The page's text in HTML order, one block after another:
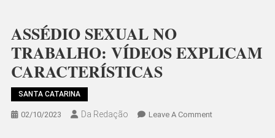
ASSÉDIO SEXUAL NO
TRABALHO: VÍDEOS EXPLICAM
CARACTERÍSTICAS
SANTA CATARINA
02/10/2023 Da Redação Leave A CommentOn